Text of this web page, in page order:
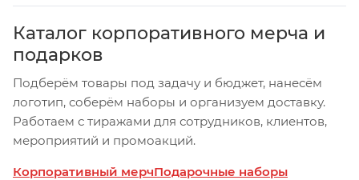
Каталог корпоративного мерча и
подарков
Подберём товары под задачу и бюджет, нанесём
логотип, соберём наборы и организуем доставку.
Работаем с тиражами для сотрудников, клиентов,
мероприятий и промоакций.
Корпоративный мерчПодарочные наборы